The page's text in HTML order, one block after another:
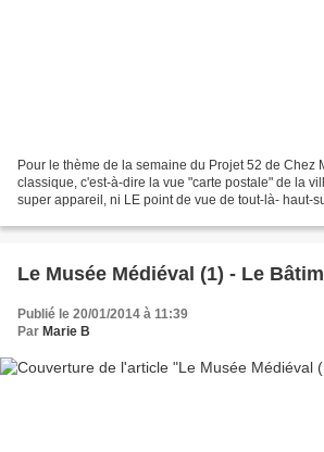
Pour le thème de la semaine du Projet 52 de Chez
classique, c'est-à-dire la vue "carte postale" de la
super appareil, ni LE point de vue de tout-là- haut-
Le Musée Médiéval (1) - Le
Publié le 20/01/2014 à 11:39
Par Marie B